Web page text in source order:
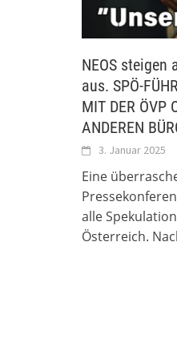
NEOS
aus. SPÖ-
MIT DER ÖVP
ANDEREN
3. Januar 2025
Eine
alle
Österreich.